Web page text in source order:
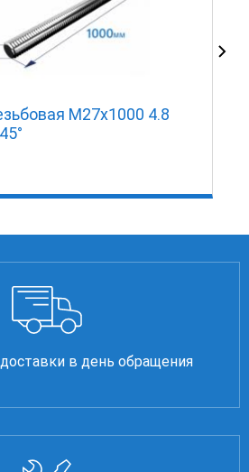
М27х1000 4.8
в день обращения